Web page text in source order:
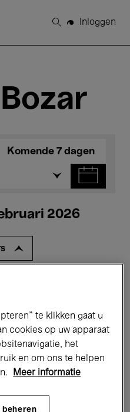
Zoeken
Inloggen
Komende 7 dagen
2026
& Debatten
Global Music
te klikken gaat u
cookies op uw apparaat
het
en om ons te helpen
Meer informatie
beheren